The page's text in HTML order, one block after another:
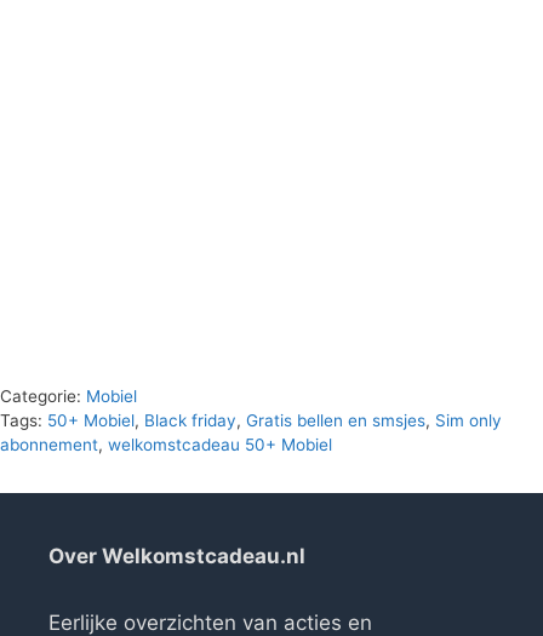
Categorie: Mobiel
Tags: 50+ Mobiel, Black friday, Gratis bellen en smsjes, Sim only
abonnement, welkomstcadeau 50+ Mobiel
Over Welkomstcadeau.nl
Eerlijke overzichten van acties en